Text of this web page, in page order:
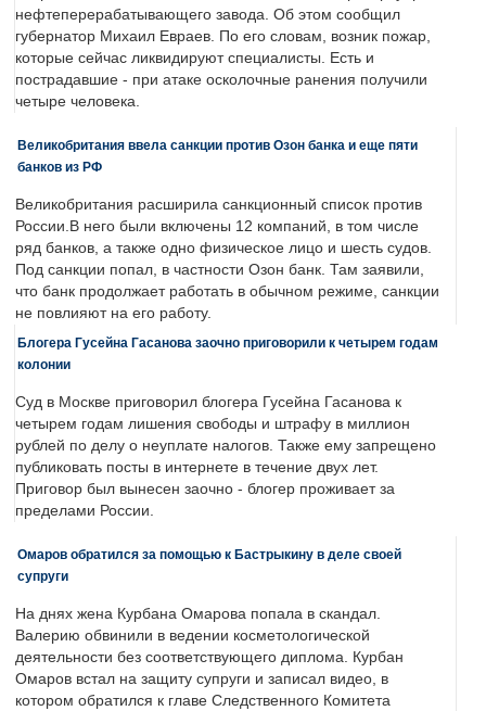
нефтеперерабатывающего завода. Об этом сообщил
губернатор Михаил Евраев. По его словам, возник пожар,
которые сейчас ликвидируют специалисты. Есть и
пострадавшие - при атаке осколочные ранения получили
четыре человека.
Великобритания ввела санкции против Озон банка и еще пяти
банков из РФ
Великобритания расширила санкционный список против
России.В него были включены 12 компаний, в том числе
ряд банков, а также одно физическое лицо и шесть судов.
Под санкции попал, в частности Озон банк. Там заявили,
что банк продолжает работать в обычном режиме, санкции
не повлияют на его работу.
Блогера Гусейна Гасанова заочно приговорили к четырем годам
колонии
Суд в Москве приговорил блогера Гусейна Гасанова к
четырем годам лишения свободы и штрафу в миллион
рублей по делу о неуплате налогов. Также ему запрещено
публиковать посты в интернете в течение двух лет.
Приговор был вынесен заочно - блогер проживает за
пределами России.
Омаров обратился за помощью к Бастрыкину в деле своей
супруги
На днях жена Курбана Омарова попала в скандал.
Валерию обвинили в ведении косметологической
деятельности без соответствующего диплома. Курбан
Омаров встал на защиту супруги и записал видео, в
котором обратился к главе Следственного Комитета